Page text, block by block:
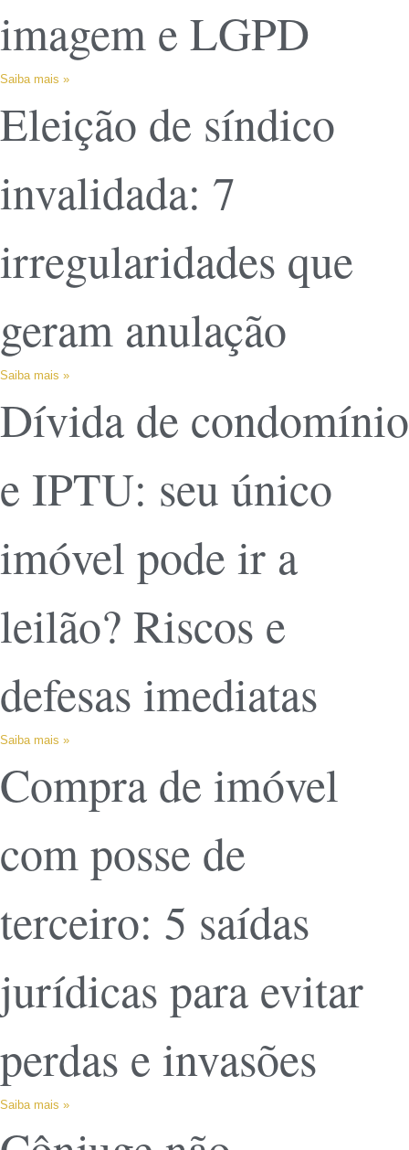
imagem e LGPD
Saiba mais »
Eleição de síndico
invalidada: 7
irregularidades que
geram anulação
Saiba mais »
Dívida de condomínio
e IPTU: seu único
imóvel pode ir a
leilão? Riscos e
defesas imediatas
Saiba mais »
Compra de imóvel
com posse de
terceiro: 5 saídas
jurídicas para evitar
perdas e invasões
Saiba mais »